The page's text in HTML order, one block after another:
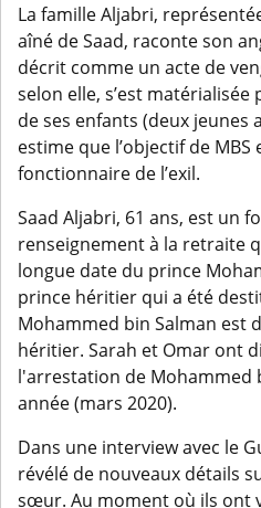
La famille Aljabri,
aîné de Saad, raconte son
décrit comme un acte de
selon elle, s’est
de ses enfants (deux jeunes
estime que l’objectif de
fonctionnaire de l’exil.
Saad Aljabri, 61 ans, est un
renseignement à la retraite
longue date du prince
prince héritier qui a été
Mohammed bin Salman est
héritier. Sarah et Omar ont
l'arrestation de Mohammed
année (mars 2020).
Dans une interview avec le
révélé de nouveaux détails
sœur. Au moment où ils ont